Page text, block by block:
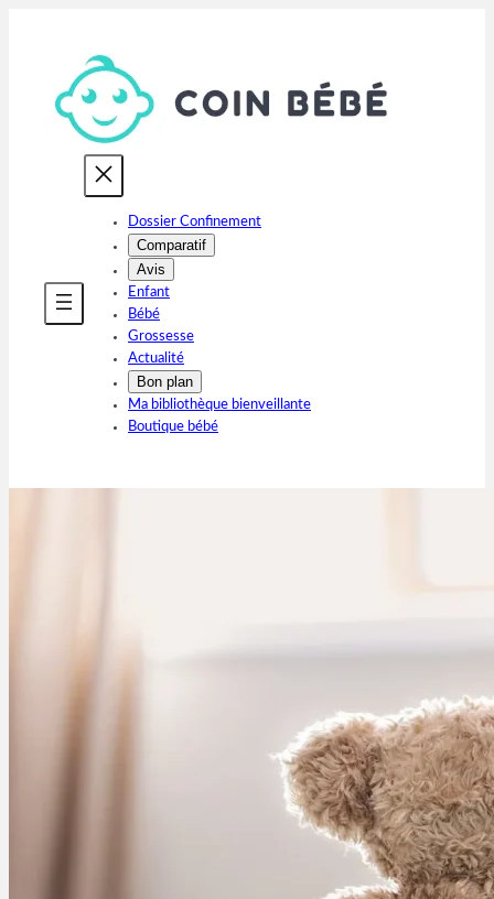
contenu
Dossier Confinement
Comparatif
Avis
Enfant
Bébé
Grossesse
Actualité
Bon plan
Ma bibliothèque bienveillante
Boutique bébé